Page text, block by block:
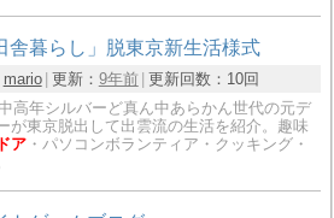
舎暮らし」脱東京新生活様式
mario 更新： 9年前 更新回数： 10回
高年シルバーど真ん中あらかん世代の元デ
が東京脱出して出雲流の生活を紹介。趣味
ア ・パソコンボランティア・クッキング・